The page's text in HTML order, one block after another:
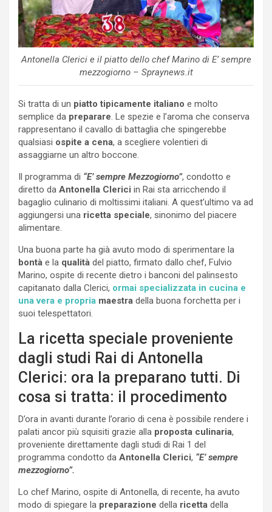
Antonella Clerici e il piatto dello chef Marino di E’ sempre
mezzogiorno – Spraynews.it
Si tratta di un piatto tipicamente italiano e molto
semplice da preparare. Le spezie e l’aroma che conserva
rappresentano il cavallo di battaglia che spingerebbe
qualsiasi ospite a cena, a scegliere volentieri di
assaggiarne un altro boccone.
Il programma di “E’ sempre Mezzogiorno”, condotto e
diretto da Antonella Clerici in Rai sta arricchendo il
bagaglio culinario di moltissimi italiani. A quest’ultimo va ad
aggiungersi una ricetta speciale, sinonimo del piacere
alimentare.
Una buona parte ha già avuto modo di sperimentare la
bontà e la qualità del piatto, firmato dallo chef, Fulvio
Marino, ospite di recente dietro i banconi del palinsesto
capitanato dalla Clerici, ormai specializzata in cucina e
una vera e propria maestra della buona forchetta per i
suoi telespettatori.
La ricetta speciale proveniente
dagli studi Rai di Antonella
Clerici: ora la preparano tutti. Di
cosa si tratta: il procedimento
D’ora in avanti durante l’orario di cena è possibile rendere i
palati ancor più squisiti grazie alla proposta culinaria,
proveniente direttamente dagli studi di Rai 1 del
programma condotto da Antonella Clerici, “E’ sempre
mezzogiorno”.
Lo chef Marino, ospite di Antonella, di recente, ha avuto
modo di spiegare la preparazione della ricetta della